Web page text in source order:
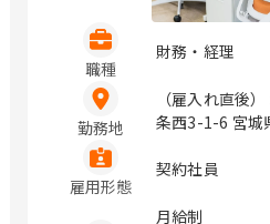
職種
財務・経理
勤務地
（雇入れ直後
条西3-1-6 宮城
玉県さいたま
区新都心11－2
雇用形態
契約社員
月給制